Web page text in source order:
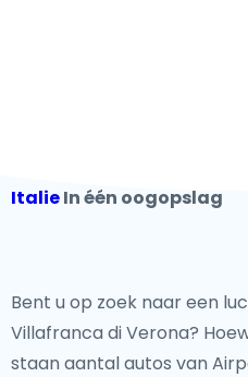
ItalieIn één oogopslag
Bent u op zoek naar een
Villafranca di Verona?
staan aantal autos van